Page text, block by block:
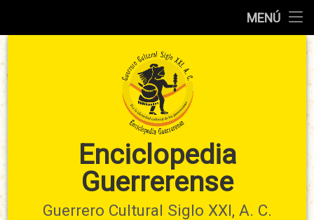
MENÚ
Enciclopedia
Guerrerense
Guerrero Cultural Siglo XXI, A. C.